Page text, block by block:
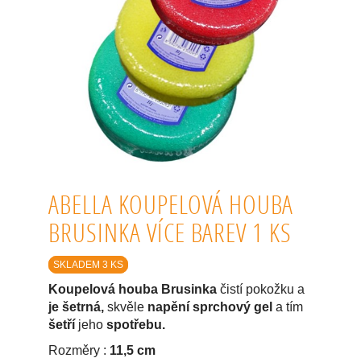
ABELLA KOUPELOVÁ HOUBA
BRUSINKA VÍCE BAREV 1 KS
SKLADEM 3 KS
Koupelová houba Brusinka čistí pokožku a
je šetrná, skvěle napění sprchový gel a tím
šetří jeho spotřebu.
Rozměry : 11,5 cm